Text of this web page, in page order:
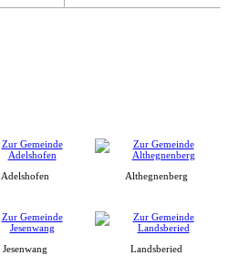
Adelshofen Althegnenberg
Jesenwang Landsberied